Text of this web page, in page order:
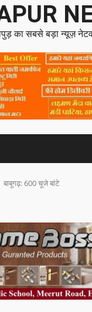
का सबसे बड़ा न्यूज़
बाबूगढ़: 600 चूजे बांटे